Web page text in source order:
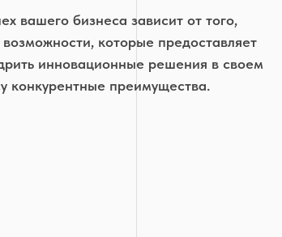
вашего бизнеса зависит от того,
которые предоставляет
инновационные решения в своем
конкурентные преимущества.